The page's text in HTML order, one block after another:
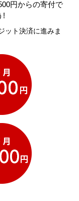
円からの寄付で
!
ット決済に進みま